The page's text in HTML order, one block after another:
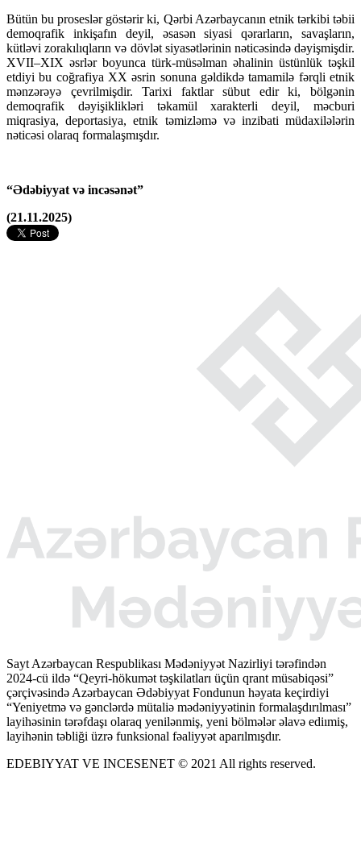
Bütün bu proseslər göstərir ki, Qərbi Azərbaycanın etnik tərkibi təbii
demoqrafik inkişafın deyil, əsasən siyasi qərarların, savaşların,
kütləvi zorakılıqların və dövlət siyasətlərinin nəticəsində dəyişmişdir.
XVII–XIX əsrlər boyunca türk-müsəlman əhalinin üstünlük təşkil
etdiyi bu coğrafiya XX əsrin sonuna gəldikdə tamamilə fərqli etnik
mənzərəyə çevrilmişdir. Tarixi faktlar sübut edir ki, bölgənin
demoqrafik dəyişiklikləri təkamül xarakterli deyil, məcburi
miqrasiya, deportasiya, etnik təmizləmə və inzibati müdaxilələrin
nəticəsi olaraq formalaşmışdır.
“Ədəbiyyat və incəsənət”
(21.11.2025)
Sayt Azərbaycan Respublikası Mədəniyyət Nazirliyi tərəfindən
2024-cü ildə “Qeyri-hökumət təşkilatları üçün qrant müsabiqəsi”
çərçivəsində Azərbaycan Ədəbiyyat Fondunun həyata keçirdiyi
“Yeniyetmə və gənclərdə mütaliə mədəniyyətinin formalaşdırılması”
layihəsinin tərəfdaşı olaraq yenilənmiş, yeni bölmələr əlavə ediımiş,
layihənin təbliği üzrə funksional fəaliyyət aparılmışdır.
EDEBIYYAT VE INCESENET © 2021 All rights reserved.